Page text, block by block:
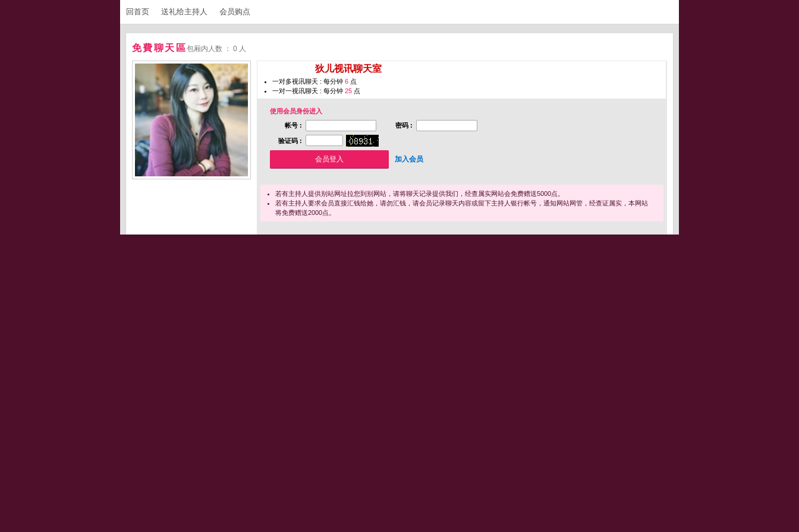
回首页 送礼给主持人 会员购点
免費聊天區包厢内人数 ： 0 人
狄儿视讯聊天室
一对多视讯聊天 : 每分钟 6 点
一对一视讯聊天 : 每分钟 25 点
使用会员身份进入
帐号 :
密码 :
验证码 :
加入会员
若有主持人提供别站网址拉您到别网站，请将聊天记录提供我们，经查属实网站会免费赠送5000点。
若有主持人要求会员直接汇钱给她，请勿汇钱，请会员记录聊天内容或留下主持人银行帐号，通知网站网管，经查证属实，本网站
将免费赠送2000点。